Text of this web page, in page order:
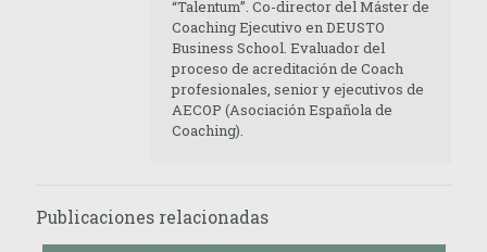
“Talentum”. Co-director del Máster de
Coaching Ejecutivo en DEUSTO
Business School. Evaluador del
proceso de acreditación de Coach
profesionales, senior y ejecutivos de
AECOP (Asociación Española de
Coaching).
Publicaciones relacionadas